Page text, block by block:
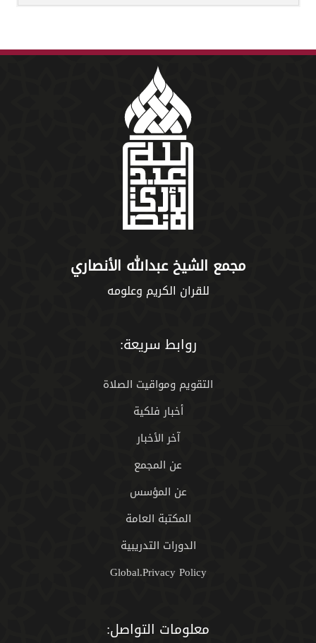
مجمع الشيخ عبدالله الأنصاري
للقران الكريم وعلومه
روابط سريعة:
التقويم ومواقيت الصلاة
أخبار فلكية
آخر الأخبار
عن المجمع
عن المؤسس
المكتبة العامة
الدورات التدريبية
Global.Privacy Policy
معلومات التواصل: